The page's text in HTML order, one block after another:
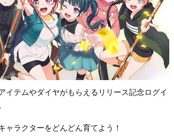
イテムやダイヤがもらえるリリース記念ログイ
ャラクターをどんどん育てよう！